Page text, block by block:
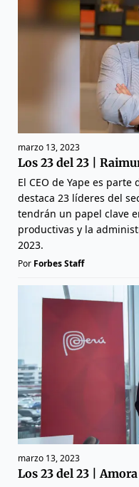
marzo 13, 2023
Los 23 del 23 |
El CEO de Yape es
destaca 23 líderes del
tendrán un papel clave
productivas y la
2023.
Por Forbes Staff
marzo 13, 2023
Los 23 del 23 |